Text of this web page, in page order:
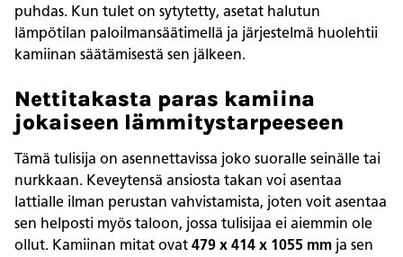
puhdas. Kun tulet on sytytetty, asetat halutun
lämpötilan paloilmansäätimellä ja järjestelmä huolehtii
kamiinan säätämisestä sen jälkeen.
Nettitakasta paras kamiina
jokaiseen lämmitystarpeeseen
Tämä tulisija on asennettavissa joko suoralle seinälle tai
nurkkaan. Keveytensä ansiosta takan voi asentaa
lattialle ilman perustan vahvistamista, joten voit asentaa
sen helposti myös taloon, jossa tulisijaa ei aiemmin ole
ollut. Kamiinan mitat ovat 479 x 414 x 1055 mm ja sen